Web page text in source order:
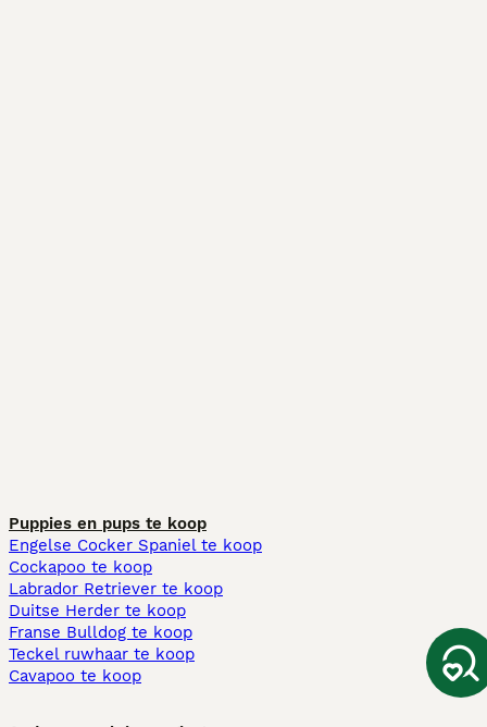
Puppies en pups te koop
Engelse Cocker Spaniel te koop
Cockapoo te koop
Labrador Retriever te koop
Duitse Herder te koop
Franse Bulldog te koop
Teckel ruwhaar te koop
Cavapoo te koop